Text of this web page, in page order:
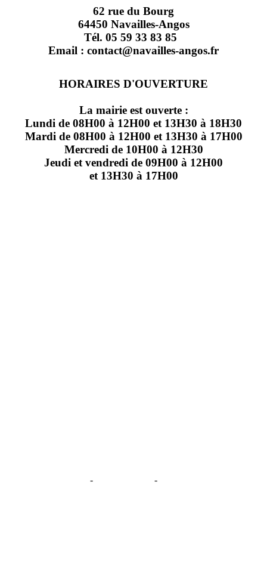
62 rue du Bourg
64450 Navailles-Angos
Tél. 05 59 33 83 85
Email : contact@navailles-angos.fr
HORAIRES D'OUVERTURE
La mairie est ouverte :
Lundi de 08H00 à 12H00 et 13H30 à 18H30
Mardi de 08H00 à 12H00 et 13H30 à 17H00
Mercredi de 10H00 à 12H30
Jeudi et vendredi de 09H00 à 12H00
et 13H30 à 17H00
- -